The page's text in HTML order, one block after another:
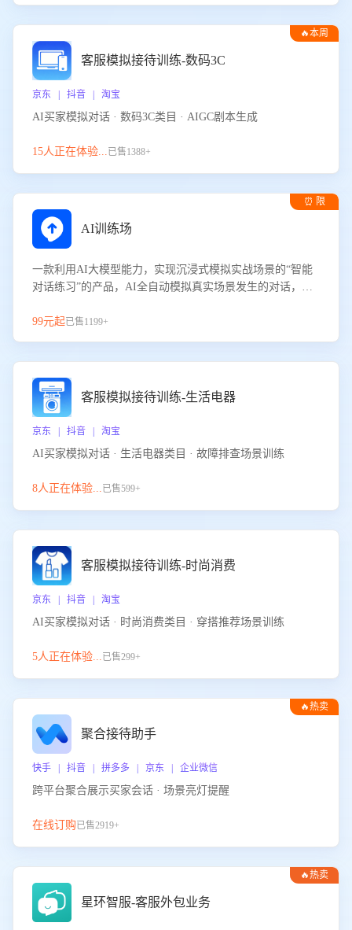
🔥本周
客服模拟接待训练-数码3C
京东 | 抖音 | 淘宝
AI买家模拟对话 · 数码3C类目 · AIGC剧本生成
15人正在体验...已售1388+
⏰ 限
AI训练场
一款利用AI大模型能力，实现沉浸式模拟实战场景的“智能
对话练习”的产品，AI全自动模拟真实场景发生的对话，企
服能力。
99元起已售1199+
客服模拟接待训练-生活电器
京东 | 抖音 | 淘宝
AI买家模拟对话 · 生活电器类目 · 故障排查场景训练
8人正在体验...已售599+
客服模拟接待训练-时尚消费
京东 | 抖音 | 淘宝
AI买家模拟对话 · 时尚消费类目 · 穿搭推荐场景训练
5人正在体验...已售299+
🔥热卖
聚合接待助手
快手 | 抖音 | 拼多多 | 京东 | 企业微信
跨平台聚合展示买家会话 · 场景亮灯提醒
在线订购已售2919+
🔥热卖
星环智服-客服外包业务